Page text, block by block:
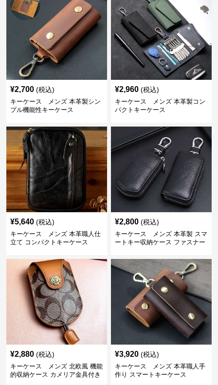
¥2,700 (税込)
キーケース メンズ 本革製シン
プル機能性キーケース
¥2,960 (税込)
キーケース メンズ 本革製コン
パクトキーケース
¥5,640 (税込)
キーケース メンズ 本革職人仕
立て コンパクトキーケース
¥2,800 (税込)
キーケース メンズ 本革製 スマ
ートキー収納ケース ファスナー
¥2,880 (税込)
キーケース メンズ 北欧風 機能
的収納ケース カメリア金具付き
¥3,920 (税込)
キーケース メンズ 本革職人手
作り スマートキーケース